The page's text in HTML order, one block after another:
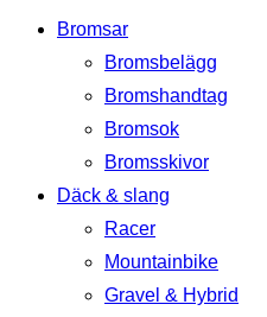
Bromsar
Bromsbelägg
Bromshandtag
Bromsok
Bromsskivor
Däck & slang
Racer
Mountainbike
Gravel & Hybrid